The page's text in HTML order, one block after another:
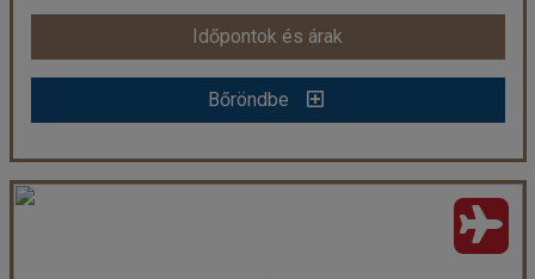
Időpontok és árak
Bőröndbe
Időpontok és árak
Bőröndbe
Butterfly Apartman **